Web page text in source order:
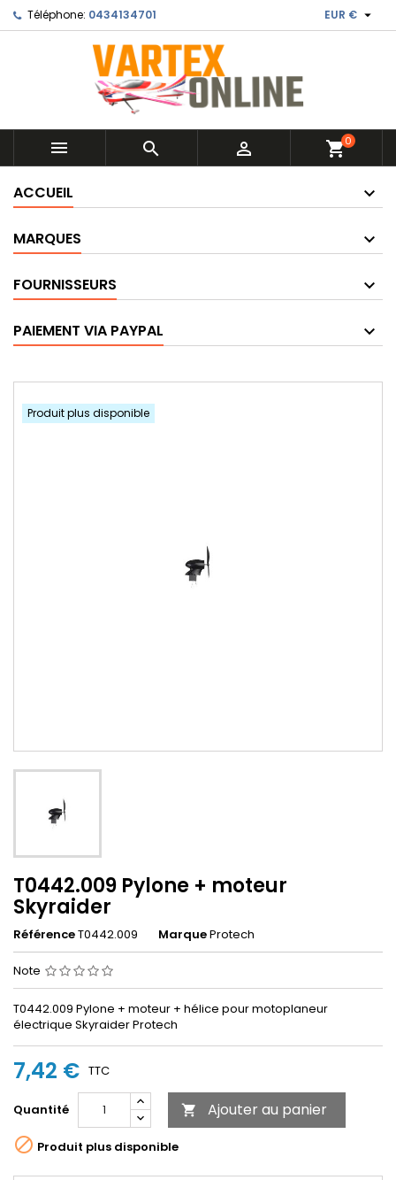
Téléphone: 0434134701 EUR € 
   shopping_cart0
ACCUEIL
MARQUES
FOURNISSEURS
PAIEMENT VIA PAYPAL
Produit plus disponible
T0442.009 Pylone + moteur
Skyraider
RéférenceT0442.009 MarqueProtech
Note
T0442.009 Pylone + moteur + hélice pour motoplaneur
électrique Skyraider Protech
7,42 € TTC
Quantité  Ajouter au panier
 Produit plus disponible